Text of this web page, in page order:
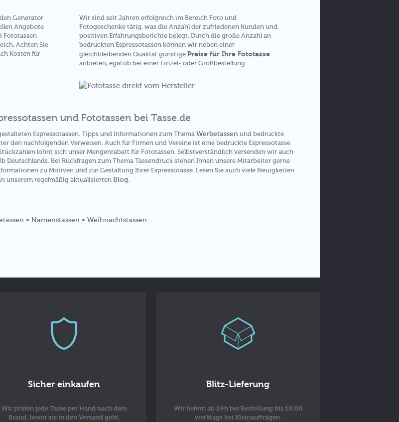
Generator
Angebote
Fototassen
Achten Sie
Kosten für
Wir sind seit Jahren erfolgreich im Bereich Foto und
Fotogeschenke tätig, was die Anzahl der zufriedenen Kunden und
positiven Erfahrungsberichte belegt. Durch die große Anzahl an
bedruckten Espressotassen können wir neben einer
gleichbleibenden Qualität günstige Preise für Ihre Fototasse
anbieten, egal ob bei einer Einzel- oder Großbestellung.
und Fototassen bei Tasse.de
Espressotassen. Tipps und Informationen zum Thema Werbetassen und bedruckte
den nachfolgenden Verweisen. Auch für Firmen und Vereine ist eine bedruckte Espressotasse
lohnt sich unser Mengenrabatt für Fototassen. Selbstverständlich versenden wir auch
Bei Rückfragen zum Thema Tassendruck stehen Ihnen unsere Mitarbeiter gerne
zu Motiven und zur Gestaltung Ihrer Espressotasse. Lesen Sie auch viele Neuigkeiten
unserem regelmäßig aktualisierten Blog
• Namenstassen • Weihnachtstassen
Sicher einkaufen
Wir prüfen jede Tasse per Hand nach dem
Brand, bevor sie in den Versand geht.
Blitz-Lieferung
Wir liefern ab 24h bei Bestellung bis 10:00
werktags bei Kleinaufträgen.